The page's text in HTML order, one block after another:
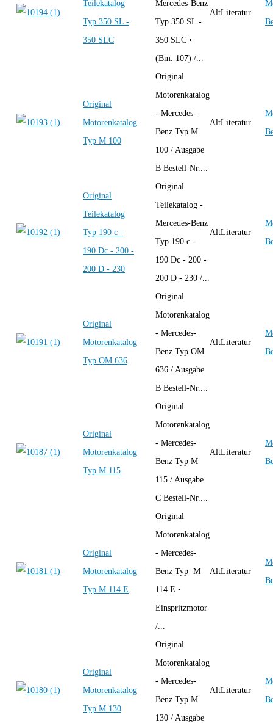
Teilekatalog
Typ 350 SL -
350 SLC
Mercedes-Benz
Typ 350 SL -
350 SLC •
(Bm. 107) /...
AltLiteratur
Original
Motorenkatalog
Typ M 100
Original
Motorenkatalog
- Mercedes-
Benz Typ M
100 / Ausgabe
B Bestell-Nr....
AltLiteratur
Original
Teilekatalog
Typ 190 c -
190 Dc - 200 -
200 D - 230
Original
Teilekatalog -
Mercedes-Benz
Typ 190 c -
190 Dc - 200 -
200 D - 230 /...
AltLiteratur
Original
Motorenkatalog
Typ OM 636
Original
Motorenkatalog
- Mercedes-
Benz Typ OM
636 / Ausgabe
B Bestell-Nr....
AltLiteratur
Original
Motorenkatalog
Typ M 115
Original
Motorenkatalog
- Mercedes-
Benz Typ M
115 / Ausgabe
C Bestell-Nr....
AltLiteratur
Original
Motorenkatalog
Typ M 114 E
Original
Motorenkatalog
- Mercedes-
Benz Typ M
114 E •
Einspritzmotor
/...
AltLiteratur
Original
Motorenkatalog
Typ M 130
Original
Motorenkatalog
- Mercedes-
Benz Typ M
130 / Ausgabe
AltLiteratur